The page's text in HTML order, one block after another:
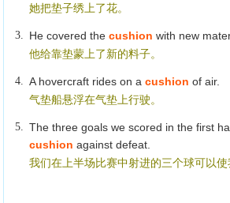
她把垫子绣上了花。
3. He covered the cushionwith new
他给靠垫蒙上了新的料子。
4. A hovercraft rides on a cushionof air.
气垫船悬浮在气垫上行驶。
5. The three goals we scored in the first
cushionagainst defeat.
我们在上半场比赛中射进的三个球可以使